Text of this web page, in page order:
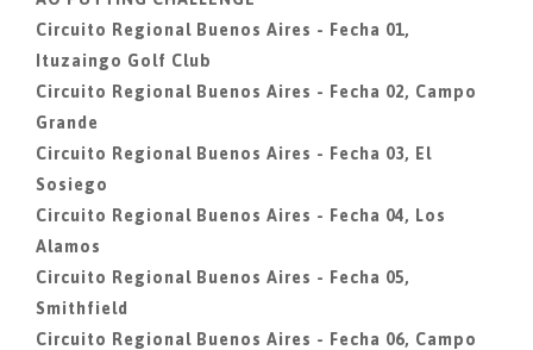
Circuito Regional Buenos Aires - Fecha 01,
Ituzaingo Golf Club
Circuito Regional Buenos Aires - Fecha 02, Campo
Grande
Circuito Regional Buenos Aires - Fecha 03, El
Sosiego
Circuito Regional Buenos Aires - Fecha 04, Los
Alamos
Circuito Regional Buenos Aires - Fecha 05,
Smithfield
Circuito Regional Buenos Aires - Fecha 06, Campo